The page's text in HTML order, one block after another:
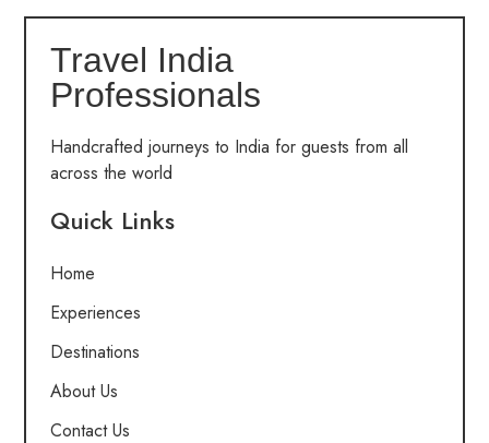
Travel India
Professionals
Handcrafted journeys to India for guests from all
across the world
Quick Links
Home
Experiences
Destinations
About Us
Contact Us